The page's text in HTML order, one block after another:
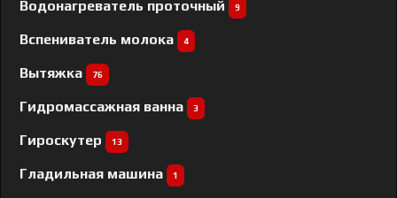
Водонагреватель проточный 9
Вспениватель молока 4
Вытяжка 76
Гидромассажная ванна 3
Гироскутер 13
Гладильная машина 1